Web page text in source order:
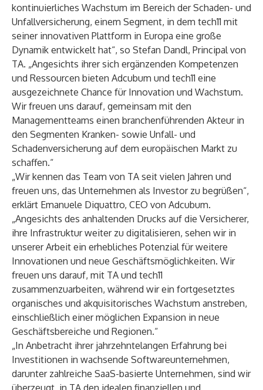
kontinuierliches Wachstum im Bereich der Schaden- und
Unfallversicherung, einem Segment, in dem tech11 mit
seiner innovativen Plattform in Europa eine große
Dynamik entwickelt hat“, so Stefan Dandl, Principal von
TA. „Angesichts ihrer sich ergänzenden Kompetenzen
und Ressourcen bieten Adcubum und tech11 eine
ausgezeichnete Chance für Innovation und Wachstum.
Wir freuen uns darauf, gemeinsam mit den
Managementteams einen branchenführenden Akteur in
den Segmenten Kranken- sowie Unfall- und
Schadenversicherung auf dem europäischen Markt zu
schaffen.“
„Wir kennen das Team von TA seit vielen Jahren und
freuen uns, das Unternehmen als Investor zu begrüßen“,
erklärt Emanuele Diquattro, CEO von Adcubum.
„Angesichts des anhaltenden Drucks auf die Versicherer,
ihre Infrastruktur weiter zu digitalisieren, sehen wir in
unserer Arbeit ein erhebliches Potenzial für weitere
Innovationen und neue Geschäftsmöglichkeiten. Wir
freuen uns darauf, mit TA und tech11
zusammenzuarbeiten, während wir ein fortgesetztes
organisches und akquisitorisches Wachstum anstreben,
einschließlich einer möglichen Expansion in neue
Geschäftsbereiche und Regionen.“
„In Anbetracht ihrer jahrzehntelangen Erfahrung bei
Investitionen in wachsende Softwareunternehmen,
darunter zahlreiche SaaS-basierte Unternehmen, sind wir
überzeugt, in TA den idealen finanziellen und